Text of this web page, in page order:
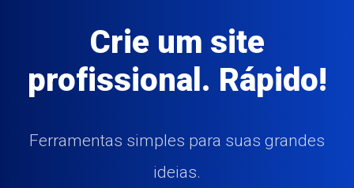
Crie um site
profissional. Rápido!
Ferramentas simples para suas grandes
ideias.